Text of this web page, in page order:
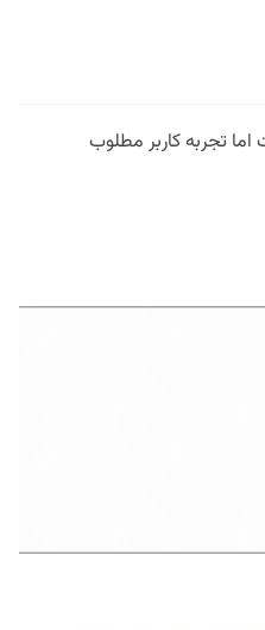
تجربه کاربر مطلوب